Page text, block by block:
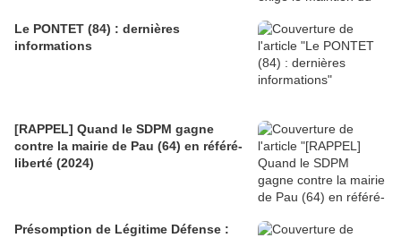
Le PONTET (84) : dernières
informations
[RAPPEL] Quand le SDPM gagne
contre la mairie de Pau (64) en référé-
liberté (2024)
Présomption de Légitime Défense :